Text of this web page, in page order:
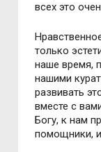
всех это
только
наше время,
нашими
развивать
вместе с
Богу, к нам
помощники,